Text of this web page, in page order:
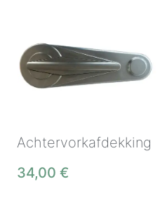
Achtervorkafdekking
34,00 €